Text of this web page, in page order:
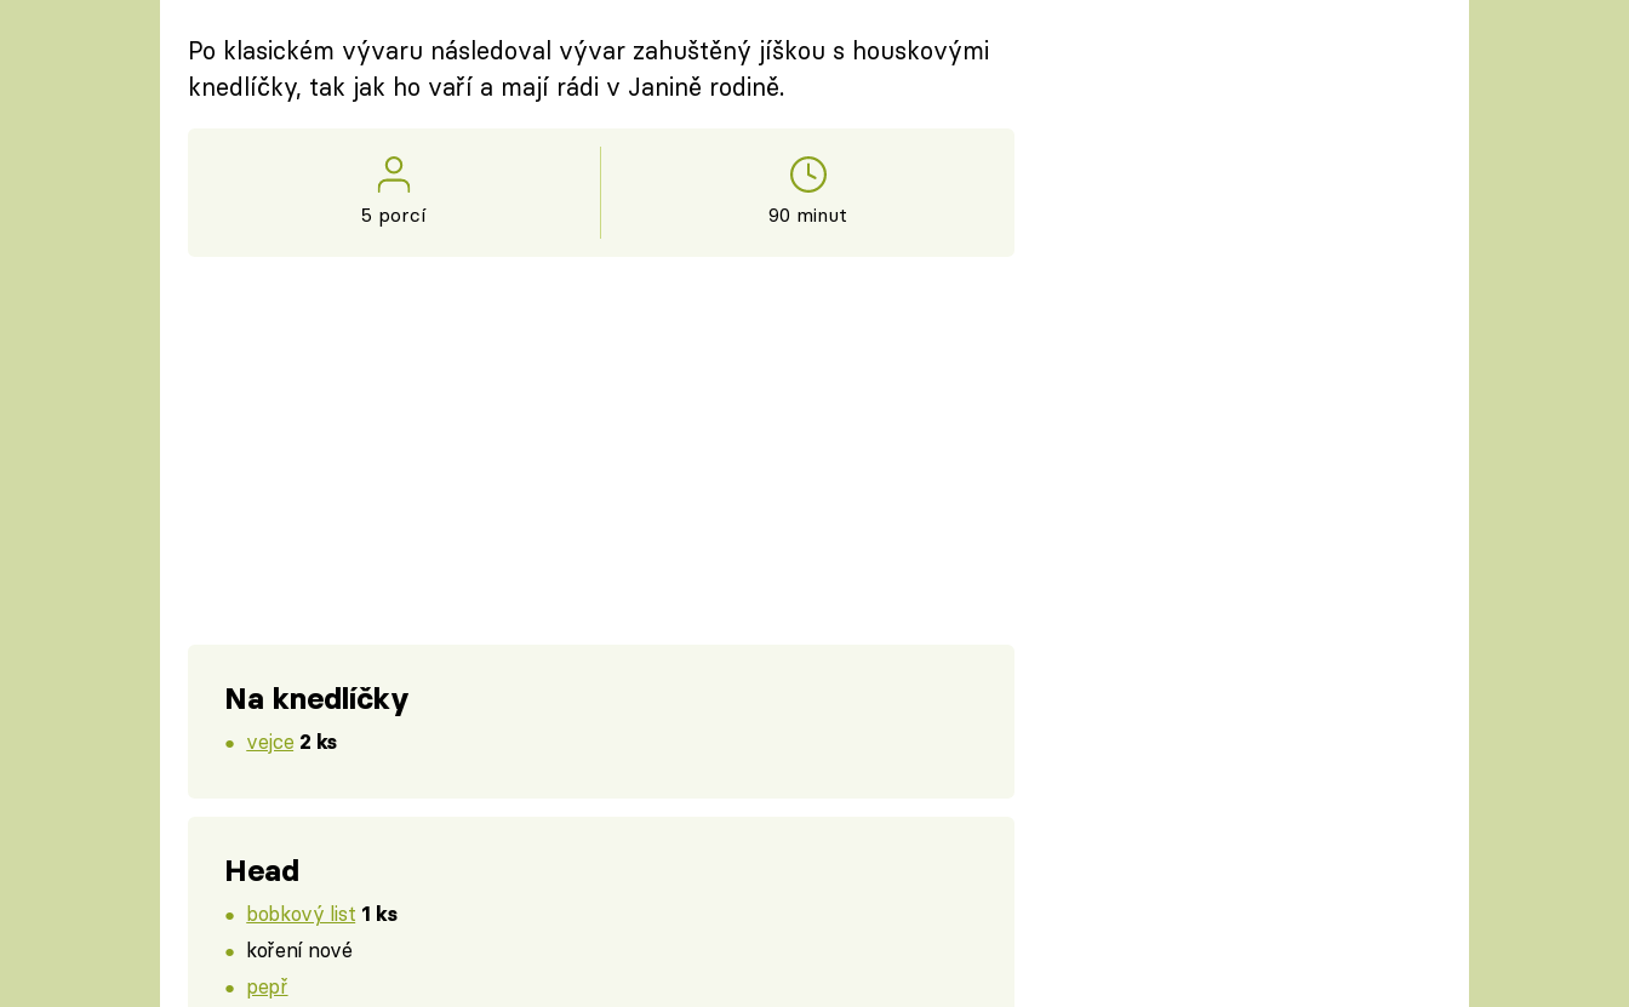
Po klasickém vývaru následoval vývar zahuštěný jíškou s houskovými
knedlíčky, tak jak ho vaří a mají rádi v Janině rodině.
5 porcí 90 minut
Na knedlíčky
vejce 2 ks
Head
bobkový list 1 ks
koření nové
pepř